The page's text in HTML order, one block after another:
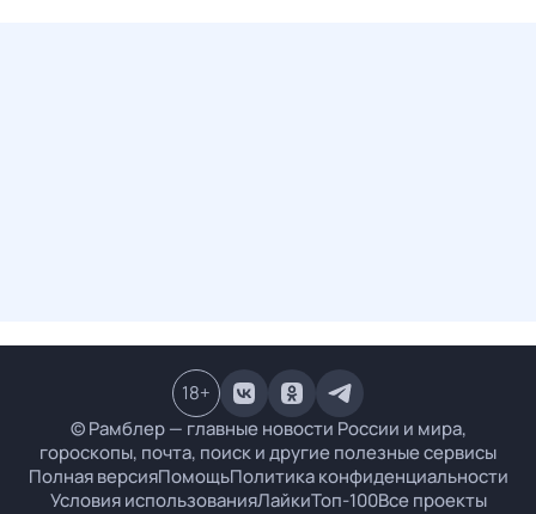
© Рамблер — главные новости России и мира,
гороскопы, почта, поиск и другие полезные сервисы
Полная версияПомощьПолитика конфиденциальности
Условия использованияЛайкиТоп-100Все проекты
18+